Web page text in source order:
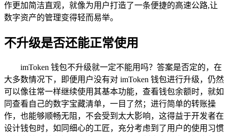
作更加简洁直观，就像为用户打造了一条便捷的高速公路,让
数字资产的管理变得轻而易举。
不升级是否还能正常使用
imToken 钱包不升级就一定不能用吗？答案是否定的，在
大多数情况下，即便用户没有对 imToken 钱包进行升级，仍然
可以像往常一样继续使用其基本功能，查看钱包余额时，就如
同查看自己的数字宝藏清单，一目了然；进行简单的转账操
作，也能够顺畅无阻，不会受到太大影响，这得益于开发者在
设计钱包时，如同细心的工匠，充分考虑到了用户的使用习惯